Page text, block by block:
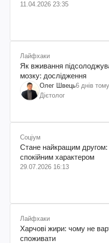
11.04.2026 23:35
Лайфхаки
Як вживання
мозку: дослідження
Олег Швець6 днів тому
Дієтолог
Соціум
Стане найкращим другом:
спокійним характером
29.07.2026 16:13
Лайфхаки
Харчові жири: чому не
споживати